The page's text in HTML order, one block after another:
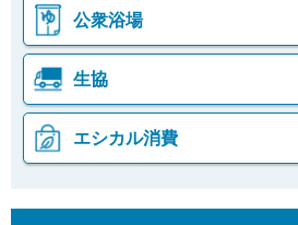
公衆浴場
生協
エシカル消費